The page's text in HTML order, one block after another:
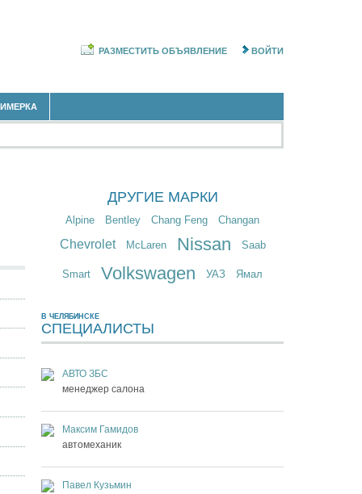
РАЗМЕСТИТЬ ОБЪЯВЛЕНИЕ ВОЙТИ
ДРУГИЕ МАРКИ
Alpine Bentley Chang Feng Changan
Chevrolet McLaren Nissan Saab
Smart Volkswagen УАЗ Ямал
В ЧЕЛЯБИНСКЕ
СПЕЦИАЛИСТЫ
АВТО ЗБС
менеджер салона
Максим Гамидов
автомеханик
Павел Кузьмин